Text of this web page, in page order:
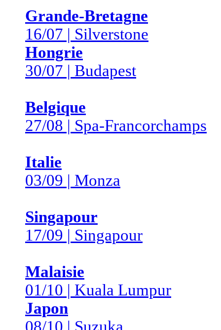
Grande-Bretagne
16/07 | Silverstone
Hongrie
30/07 | Budapest
Belgique
27/08 | Spa-Francorchamps
Italie
03/09 | Monza
Singapour
17/09 | Singapour
Malaisie
01/10 | Kuala Lumpur
Japon